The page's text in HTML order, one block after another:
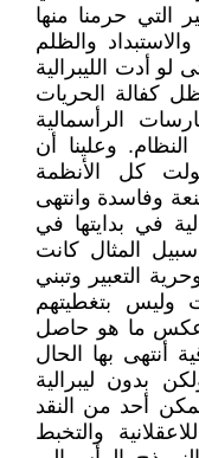
التي حرمنا منها
والظلم
أدت الليبرالية
كفالة الحريات
الرأسمالية
وعلينا أن
كل الأنظمة
وفاسدة وانتهى
في بدايتها في
المثال كانت
التعبير وتبني
وليس بتغطيتهم
عكس ما هو حاصل
أنتهى بها الحال
بدون ليبرالية
أحد من النقد
والتخبط